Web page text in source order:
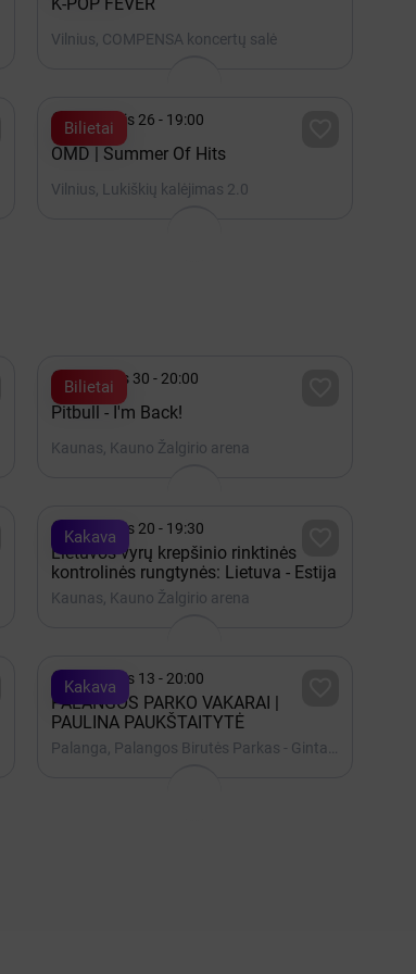
Vilnius, COMPENSA koncertų salė
Bilietai
Rugpjūtis 26 - 19:00
OMD | Summer Of Hits
Vilnius, Lukiškių kalėjimas 2.0
Bilietai
Lapkritis 30 - 20:00
Pitbull - I'm Back!
Kaunas, Kauno Žalgirio arena
Kakava
 Rugpjūtis 20 - 19:30
Lietuvos vyrų krepšinio rinktinės
kontrolinės rungtynės: Lietuva - Estija
Kaunas, Kauno Žalgirio arena
Kakava
 Rugpjūtis 13 - 20:00
PALANGOS PARKO VAKARAI |
PAULINA PAUKŠTAITYTĖ